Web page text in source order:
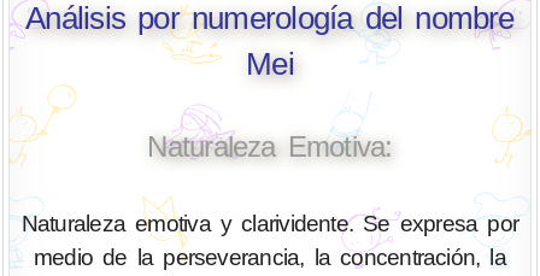
Análisis por numerología del nombre
Mei
Naturaleza Emotiva:
Naturaleza emotiva y clarividente. Se expresa por
medio de la perseverancia, la concentración, la